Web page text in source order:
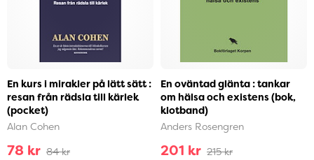
En kurs i mirakler på lätt sätt :
resan från rädsla till kärlek
(pocket)
Alan Cohen
78 kr 84 kr
En oväntad glänta : tankar
om hälsa och existens (bok,
klotband)
Anders Rosengren
201 kr 215 kr